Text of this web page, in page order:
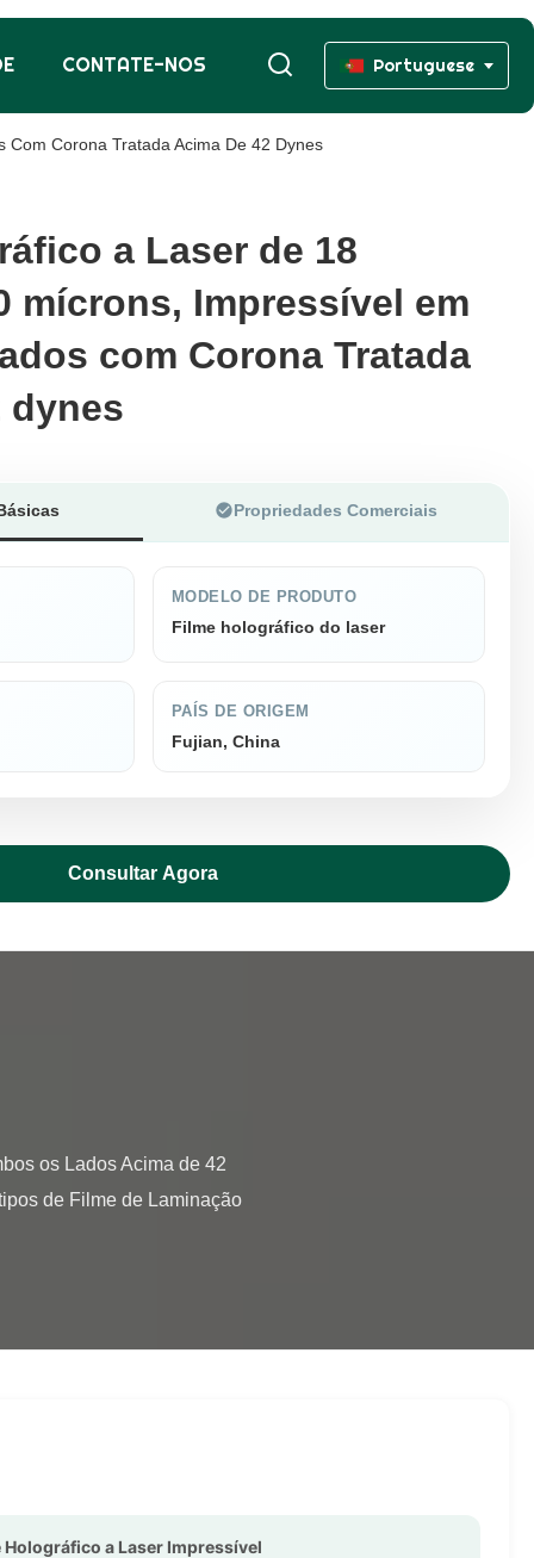
CONTATE-NOS Portuguese
Com Corona Tratada Acima De 42 Dynes
a Laser de 18
mícrons, Impressível em
com Corona Tratada
dynes
a Laser de 18
mícrons, Impressível em
com Corona Tratada
dynes
Propriedades Comerciais
MODELO DE PRODUTO
Filme holográfico do laser
PAÍS DE ORIGEM
Fujian, China
Consultar Agora
de Filme de Laminação
Holográfico a Laser Impressível